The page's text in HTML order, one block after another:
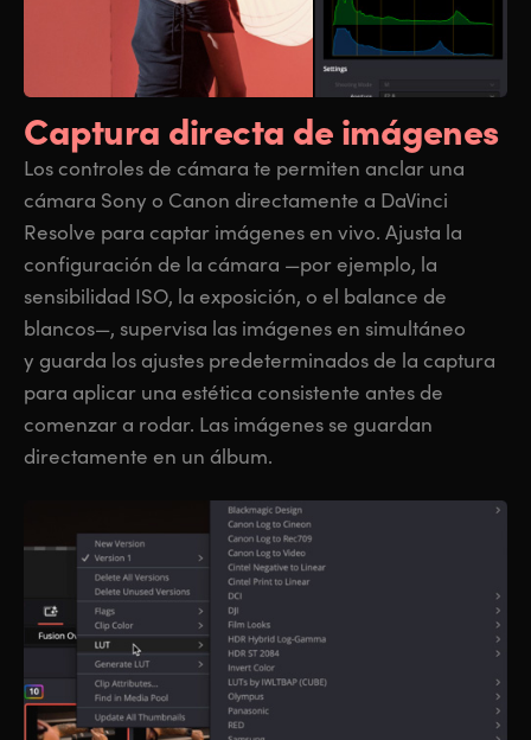
Captura directa de imágenes
Los controles de cámara te permiten anclar una
cámara Sony o Canon directamente a DaVinci
Resolve para captar imágenes en vivo. Ajusta la
configuración de la cámara —por ejemplo, la
sensibilidad ISO, la exposición, o el balance de
blancos—, supervisa las imágenes en simultáneo
y guarda los ajustes predeterminados de la captura
para aplicar una estética consistente antes de
comenzar a rodar. Las imágenes se guardan
directamente en un álbum.